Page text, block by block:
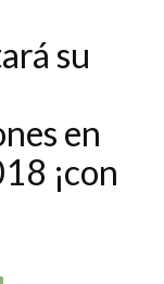
su
en
¡con